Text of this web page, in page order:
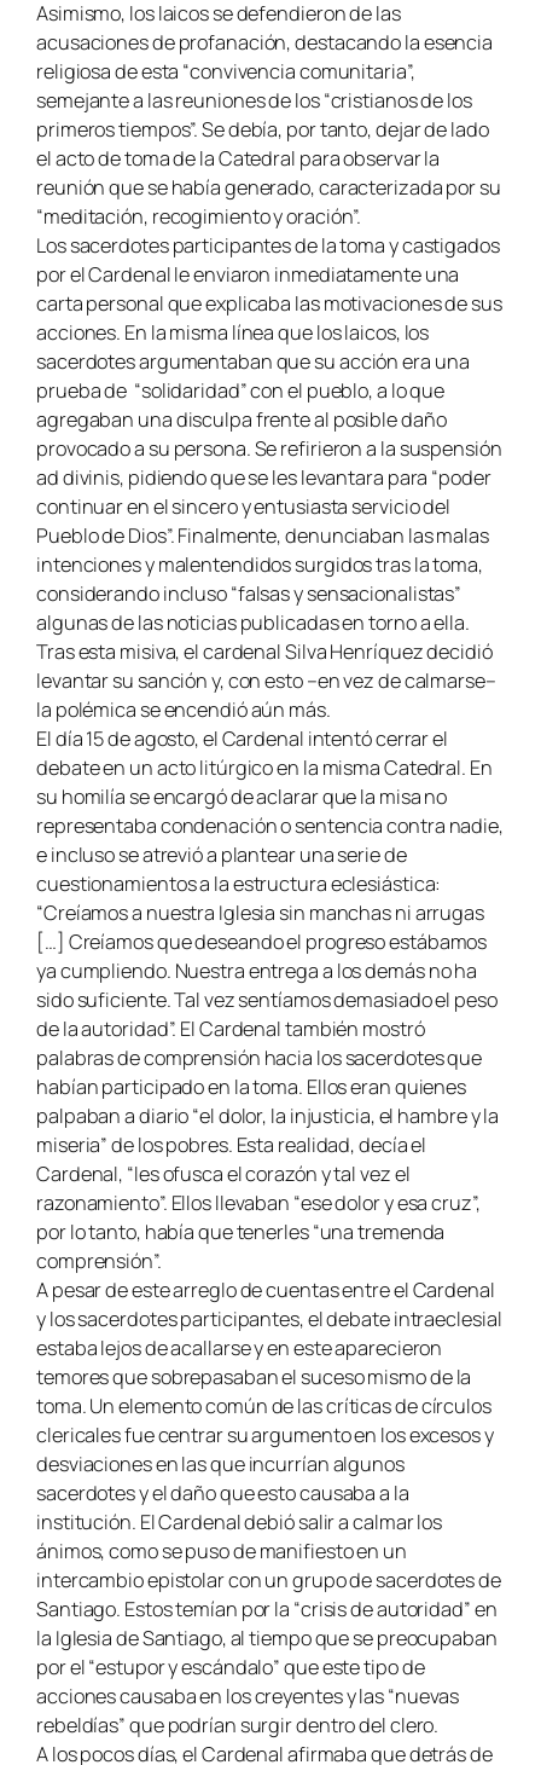
Asimismo, los laicos se defendieron de las
acusaciones de profanación, destacando la esencia
religiosa de esta “convivencia comunitaria”,
semejante a las reuniones de los “cristianos de los
primeros tiempos”. Se debía, por tanto, dejar de lado
el acto de toma de la Catedral para observar la
reunión que se había generado, caracterizada por su
“meditación, recogimiento y oración”.
Los sacerdotes participantes de la toma y castigados
por el Cardenal le enviaron inmediatamente una
carta personal que explicaba las motivaciones de sus
acciones. En la misma línea que los laicos, los
sacerdotes argumentaban que su acción era una
prueba de “solidaridad” con el pueblo, a lo que
agregaban una disculpa frente al posible daño
provocado a su persona. Se refirieron a la suspensión
ad divinis, pidiendo que se les levantara para “poder
continuar en el sincero y entusiasta servicio del
Pueblo de Dios”. Finalmente, denunciaban las malas
intenciones y malentendidos surgidos tras la toma,
considerando incluso “falsas y sensacionalistas”
algunas de las noticias publicadas en torno a ella.
Tras esta misiva, el cardenal Silva Henríquez decidió
levantar su sanción y, con esto –en vez de calmarse–
la polémica se encendió aún más.
El día 15 de agosto, el Cardenal intentó cerrar el
debate en un acto litúrgico en la misma Catedral. En
su homilía se encargó de aclarar que la misa no
representaba condenación o sentencia contra nadie,
e incluso se atrevió a plantear una serie de
cuestionamientos a la estructura eclesiástica:
“Creíamos a nuestra Iglesia sin manchas ni arrugas
[…] Creíamos que deseando el progreso estábamos
ya cumpliendo. Nuestra entrega a los demás no ha
sido suficiente. Tal vez sentíamos demasiado el peso
de la autoridad”. El Cardenal también mostró
palabras de comprensión hacia los sacerdotes que
habían participado en la toma. Ellos eran quienes
palpaban a diario “el dolor, la injusticia, el hambre y la
miseria” de los pobres. Esta realidad, decía el
Cardenal, “les ofusca el corazón y tal vez el
razonamiento”. Ellos llevaban “ese dolor y esa cruz”,
por lo tanto, había que tenerles “una tremenda
comprensión”.
A pesar de este arreglo de cuentas entre el Cardenal
y los sacerdotes participantes, el debate intraeclesial
estaba lejos de acallarse y en este aparecieron
temores que sobrepasaban el suceso mismo de la
toma. Un elemento común de las críticas de círculos
clericales fue centrar su argumento en los excesos y
desviaciones en las que incurrían algunos
sacerdotes y el daño que esto causaba a la
institución. El Cardenal debió salir a calmar los
ánimos, como se puso de manifiesto en un
intercambio epistolar con un grupo de sacerdotes de
Santiago. Estos temían por la “crisis de autoridad” en
la Iglesia de Santiago, al tiempo que se preocupaban
por el “estupor y escándalo” que este tipo de
acciones causaba en los creyentes y las “nuevas
rebeldías” que podrían surgir dentro del clero.
A los pocos días, el Cardenal afirmaba que detrás de